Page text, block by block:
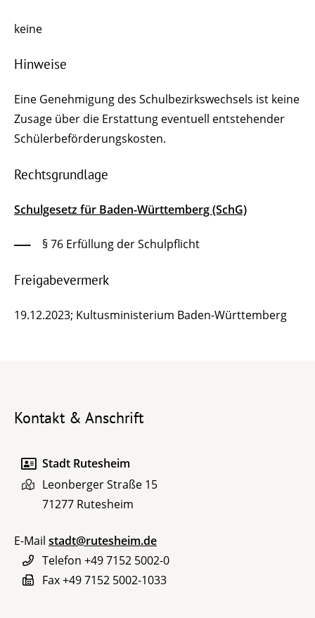
keine
Hinweise
Eine Genehmigung des Schulbezirkswechsels ist keine
Zusage über die Erstattung eventuell entstehender
Schülerbeförderungskosten.
Rechtsgrundlage
Schulgesetz für Baden-Württemberg (SchG)
§ 76 Erfüllung der Schulpflicht
Freigabevermerk
19.12.2023; Kultusministerium Baden-Württemberg
Kontakt & Anschrift
Stadt Rutesheim
Leonberger Straße 15
71277 Rutesheim
E-Mail stadt@rutesheim.de
Telefon +49 7152 5002-0
Fax+49 7152 5002-1033